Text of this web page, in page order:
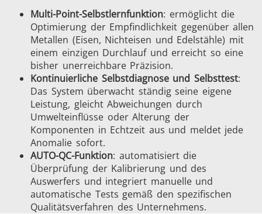
Multi-Point-Selbstlernfunktion: ermöglicht die
Optimierung der Empfindlichkeit gegenüber allen
Metallen (Eisen, Nichteisen und Edelstähle) mit
einem einzigen Durchlauf und erreicht so eine
bisher unerreichbare Präzision.
Kontinuierliche Selbstdiagnose und Selbsttest:
Das System überwacht ständig seine eigene
Leistung, gleicht Abweichungen durch
Umwelteinflüsse oder Alterung der
Komponenten in Echtzeit aus und meldet jede
Anomalie sofort.
AUTO-QC-Funktion: automatisiert die
Überprüfung der Kalibrierung und des
Auswerfers und integriert manuelle und
automatische Tests gemäß den spezifischen
Qualitätsverfahren des Unternehmens.